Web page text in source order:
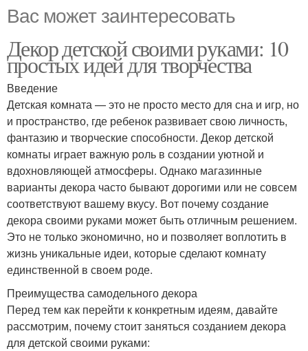
Вас может заинтересовать
Декор детской своими руками: 10
простых идей для творчества
Введение
Детская комната — это не просто место для сна и игр, но
и пространство, где ребенок развивает свою личность,
фантазию и творческие способности. Декор детской
комнаты играет важную роль в создании уютной и
вдохновляющей атмосферы. Однако магазинные
варианты декора часто бывают дорогими или не совсем
соответствуют вашему вкусу. Вот почему создание
декора своими руками может быть отличным решением.
Это не только экономично, но и позволяет воплотить в
жизнь уникальные идеи, которые сделают комнату
единственной в своем роде.
Преимущества самодельного декора
Перед тем как перейти к конкретным идеям, давайте
рассмотрим, почему стоит заняться созданием декора
для детской своими руками: